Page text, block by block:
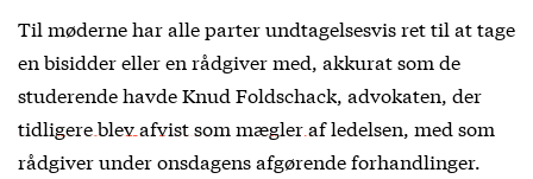
Til møderne har alle parter undtagelsesvis ret til at tage
en bisidder eller en rådgiver med, akkurat som de
studerende havde Knud Foldschack, advokaten, der
tidligere blev afvist som mægler af ledelsen , med som
rådgiver under onsdagens afgørende forhandlinger.